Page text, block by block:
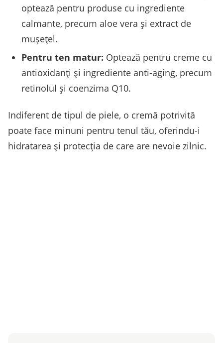
optează pentru produse cu ingrediente
calmante, precum aloe vera și extract de
mușețel.
Pentru ten matur: Optează pentru creme cu
antioxidanți și ingrediente anti-aging, precum
retinolul și coenzima Q10.
Indiferent de tipul de piele, o cremă potrivită
poate face minuni pentru tenul tău, oferindu-i
hidratarea și protecția de care are nevoie zilnic.